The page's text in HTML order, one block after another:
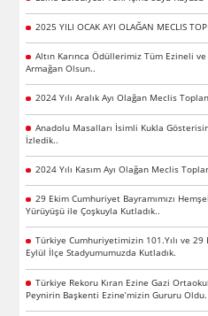
2025 YILI OCAK AYI OLAĞAN MECLIS
Altın Karınca Ödüllerimiz Tüm Ezineli
Armağan Olsun..
2024 Yılı Aralık Ayı Olağan Meclis
Anadolu Masalları İsimli Kukla
İzledik..
2024 Yılı Kasım Ayı Olağan Meclis
29 Ekim Cumhuriyet Bayramımızı
Yürüyüşü ile Çoşkuyla Kutladık..
Türkiye Cumhuriyetimizin 101.Yılı ve 29
Eylül İlçe Stadyumumuzda Kutladık.
Türkiye Rekoru Kıran Ezine Gazi
Peynirin Başkenti Ezine’mizin Gururu Oldu.